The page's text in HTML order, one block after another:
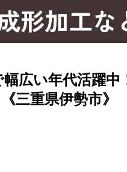
広い年代活躍中
三重県伊勢市》